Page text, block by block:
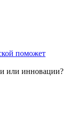
поможет
или инновации?